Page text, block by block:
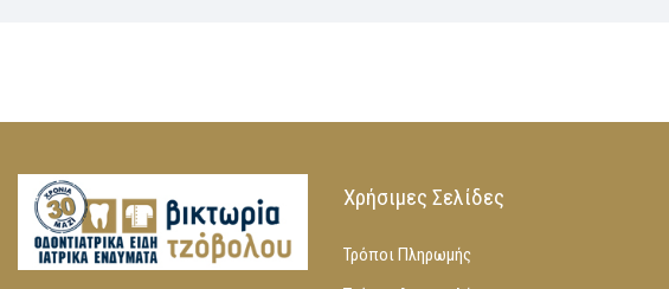
Χρήσιμες Σελίδες
Τρόποι Πληρωμής